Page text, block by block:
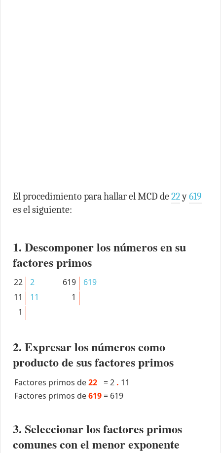
El procedimiento para hallar el MCD de22y619
es el siguiente:
1. Descomponer los números en su
factores primos
22
2
11
11
1
619
619
1
2. Expresar los números como
producto de sus factores primos
Factores primos de22 =2 . 11
Factores primos de619 = 619
3. Seleccionar los factores primos
comunes con el menor exponente